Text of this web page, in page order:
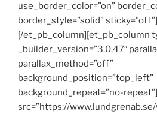
use_border_color=”on”
border_style=”solid”
[/et_pb_column][et_pb_column
_builder_version=”3.0.47″
parallax_method=”off”
background_position=”top_left”
background_repeat=”no-
src=”https://